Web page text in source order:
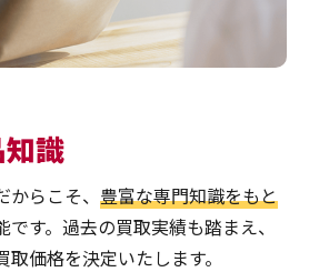
識
らこそ、 豊富な専門知識をもと
です。過去の買取実績も踏まえ、
価格を決定いたします。